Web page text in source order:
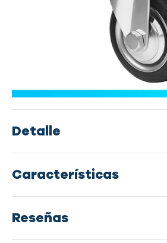
Detalle
Características
Reseñas